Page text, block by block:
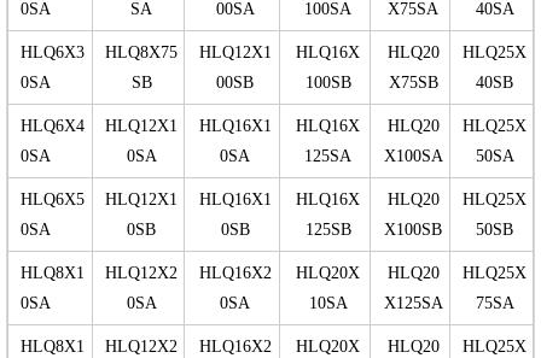
0SA
SA
00SA
100SA
X75SA
40SA
HLQ6X3
0SA
HLQ8X75
SB
HLQ12X1
00SB
HLQ16X
100SB
HLQ20
X75SB
HLQ25X
40SB
HLQ6X4
0SA
HLQ12X1
0SA
HLQ16X1
0SA
HLQ16X
125SA
HLQ20
X100SA
HLQ25X
50SA
HLQ6X5
0SA
HLQ12X1
0SB
HLQ16X1
0SB
HLQ16X
125SB
HLQ20
X100SB
HLQ25X
50SB
HLQ8X1
0SA
HLQ12X2
0SA
HLQ16X2
0SA
HLQ20X
10SA
HLQ20
X125SA
HLQ25X
75SA
HLQ8X1
HLQ12X2
HLQ16X2
HLQ20X
HLQ20
HLQ25X